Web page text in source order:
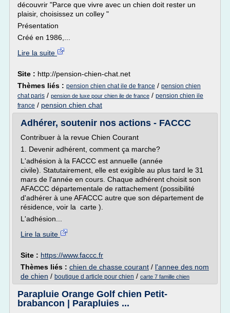
découvrir "Parce que vivre avec un chien doit rester un
plaisir, choisissez un colley "
Présentation
Créé en 1986,...
Lire la suite
Site : http://pension-chien-chat.net
Thèmes liés : pension chien chat ile de france / pension chien
chat paris / pension de luxe pour chien ile de france / pension chien ile
france / pension chien chat
Adhérer, soutenir nos actions - FACCC
Contribuer à la revue Chien Courant
1. Devenir adhérent, comment ça marche?
L'adhésion à la FACCC est annuelle (année
civile). Statutairement, elle est exigible au plus tard le 31
mars de l'année en cours. Chaque adhérent choisit son
AFACCC départementale de rattachement (possibilité
d'adhérer à une AFACCC autre que son département de
résidence, voir la carte ).
L'adhésion...
Lire la suite
Site : https://www.faccc.fr
Thèmes liés : chien de chasse courant / l'annee des nom
de chien / boutique d article pour chien / carte 7 famille chien
Parapluie Orange Golf chien Petit-
brabancon | Parapluies ...